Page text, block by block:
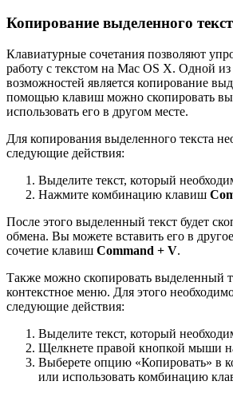
Копирование выделенного
Клавиатурные сочетания позволяют
работу с текстом на Mac OS X. Одной
возможностей является копирование
помощью клавиш можно скопировать
использовать его в другом месте.
Для копирования выделенного текста
следующие действия:
Выделите текст, который
Нажмите комбинацию клавиш
После этого выделенный текст будет
обмена. Вы можете вставить его в
сочетие клавиш Command + V.
Также можно скопировать выделенный
контекстное меню. Для этого
следующие действия:
Выделите текст, который
Щелкнете правой кнопкой мыши
Выберете опцию «Копировать» в
или использовать комбинацию